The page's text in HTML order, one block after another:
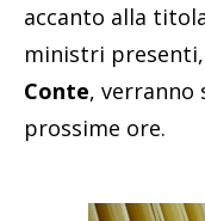
accanto alla
ministri
Conte, verranno
prossime ore.